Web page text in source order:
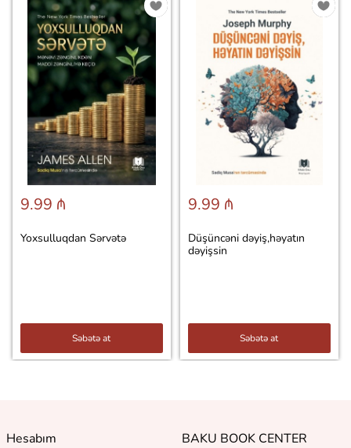
9.99 ₼
Yoxsulluqdan Sərvətə
Səbətə at
9.99 ₼
Düşüncəni dəyiş,həyatın
dəyişsin
Səbətə at
Hesabım
BAKU BOOK CENTER